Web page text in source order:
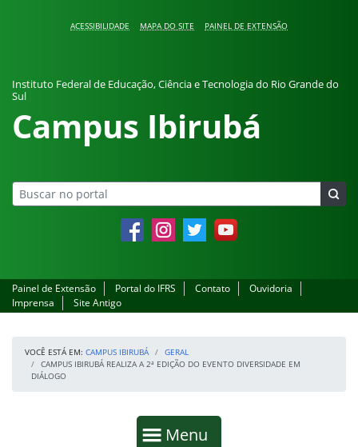
ACESSIBILIDADE MAPA DO SITE PAINEL DE EXTENSÃO
Instituto Federal de Educação, Ciência e Tecnologia do Rio Grande do
Sul
Campus Ibirubá
FacebookInstagramTwitter YouTube
Painel de Extensão Portal do IFRS Contato
Ouvidoria
Imprensa
Site Antigo
VOCÊ ESTÁ EM: CAMPUS IBIRUBÁ
GERAL
CAMPUS IBIRUBÁ REALIZA A 2ª EDIÇÃO DO EVENTO DIVERSIDADE EM
DIÁLOGO
Mostrar
Menu